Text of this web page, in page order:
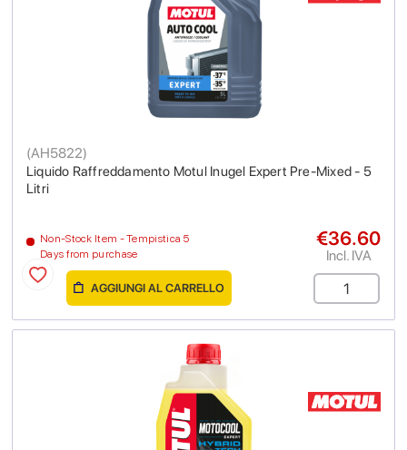
Liquido Raffreddamento Motul Inugel Expert Pre-Mixed - 5
Litri
(AH5822)
Non-Stock Item - Tempistica 5
Days from purchase
€36.60
Incl. IVA
AGGIUNGI AL CARRELLO